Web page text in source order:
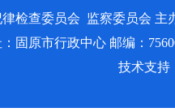
律检查委员会 监察委员会
固原市行政中心 邮编：
技术支持